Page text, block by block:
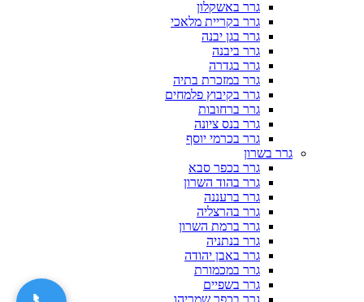
גרר באשקלון
גרר בקריית מלאכי
גרר בגן יבנה
גרר ביבנה
גרר בגדרה
גרר במזכרת בתיה
גרר בקיבוץ פלמחים
גרר ברחובות
גרר בנס ציונה
גרר בכרמי יוסף
גרר בשרון
גרר בכפר סבא
גרר בהוד השרון
גרר ברעננה
גרר בהרצליה
גרר ברמת השרון
גרר בנתניה
גרר באבן יהודה
גרר במכמורת
גרר בשפיים
גרר בכפר שמריהו